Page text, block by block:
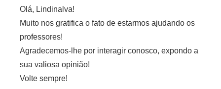
Olá, Lindinalva!
Muito nos gratifica o fato de estarmos ajudando os
professores!
Agradecemos-lhe por interagir conosco, expondo a
sua valiosa opinião!
Volte sempre!